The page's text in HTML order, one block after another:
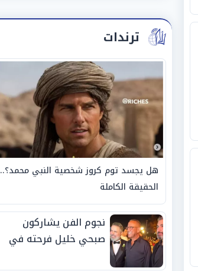
ترندات
هل يجسد توم كروز شخصية النبي محمد؟..
الحقيقة الكاملة
نجوم الفن يشاركون
صبحي خليل فرحته في